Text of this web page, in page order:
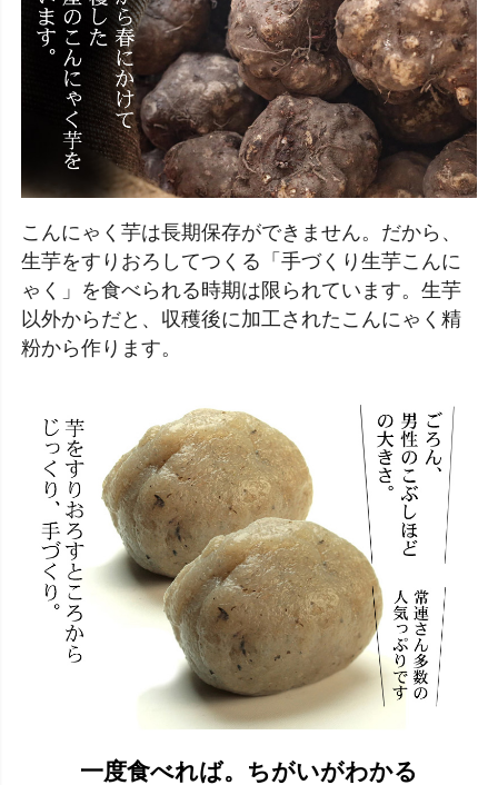
こんにゃく芋は長期保存ができません。だから、
生芋をすりおろしてつくる「手づくり生芋こんに
ゃく」を食べられる時期は限られています。生芋
以外からだと、収穫後に加工されたこんにゃく精
粉から作ります。
一度食べれば。ちがいがわかる